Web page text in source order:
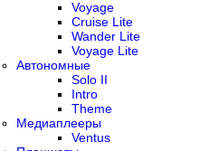
Voyage
Cruise Lite
Wander Lite
Voyage Lite
Автономные
Solo II
Intro
Theme
Медиаплееры
Ventus